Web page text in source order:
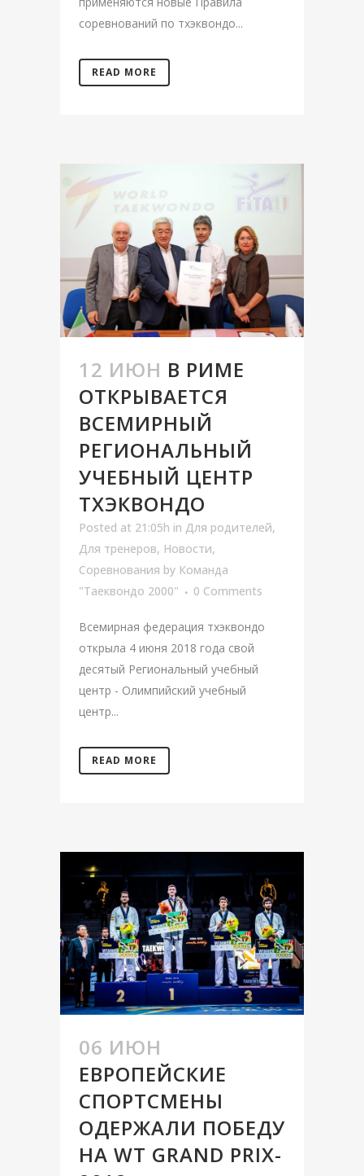
соревнований по тхэквондо...
READ MORE
12 ИЮН В РИМЕ
ОТКРЫВАЕТСЯ
ВСЕМИРНЫЙ
РЕГИОНАЛЬНЫЙ
УЧЕБНЫЙ ЦЕНТР
ТХЭКВОНДО
Posted at 21:05h in Для родителей,
Для тренеров, Новости,
Соревнования by Команда
"Таеквондо 2000"
0 Comments
Всемирная федерация тхэквондо
открыла 4 июня 2018 года свой
десятый Региональный учебный
центр - Олимпийский учебный
центр...
READ MORE
06 ИЮН
ЕВРОПЕЙСКИЕ
СПОРТСМЕНЫ
ОДЕРЖАЛИ ПОБЕДУ
НА WT GRAND PRIX-